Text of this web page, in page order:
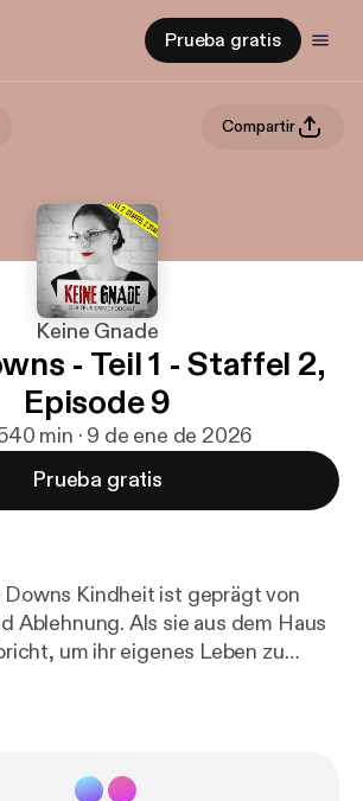
Prueba gratis
Compartir
Keine Gnade
- Teil 1 - Staffel 2,
Episode 9
40 min · 9 de ene de 2026
Prueba gratis
Downs Kindheit ist geprägt von
Ablehnung. Als sie aus dem Haus
um ihr eigenes Leben zu
Liebe und in ihren Augen gibt es